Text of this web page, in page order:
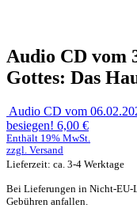
Audio CD vom
Gottes: Das
Audio CD vom
besiegen! 6,00 €
Enthält 19% MwSt.
zzgl. Versand
Lieferzeit: ca. 3-4 Werktage
Bei Lieferungen in Nicht-EU-
Gebühren anfallen.